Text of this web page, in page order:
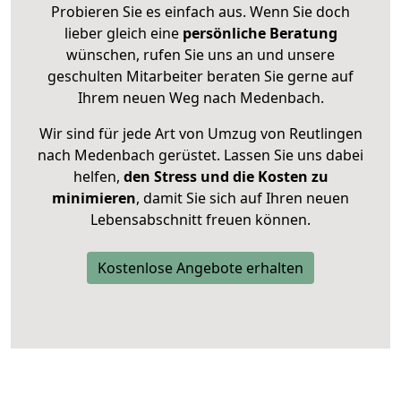
Probieren Sie es einfach aus. Wenn Sie doch
lieber gleich eine persönliche Beratung
wünschen, rufen Sie uns an und unsere
geschulten Mitarbeiter beraten Sie gerne auf
Ihrem neuen Weg nach Medenbach.
Wir sind für jede Art von Umzug von Reutlingen
nach Medenbach gerüstet. Lassen Sie uns dabei
helfen, den Stress und die Kosten zu
minimieren, damit Sie sich auf Ihren neuen
Lebensabschnitt freuen können.
Kostenlose Angebote erhalten